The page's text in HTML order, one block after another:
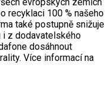
evropských zemích
recyklaci 100 % našeho
také postupně snižuje
z dodavatelského
dosáhnout
Více informací na